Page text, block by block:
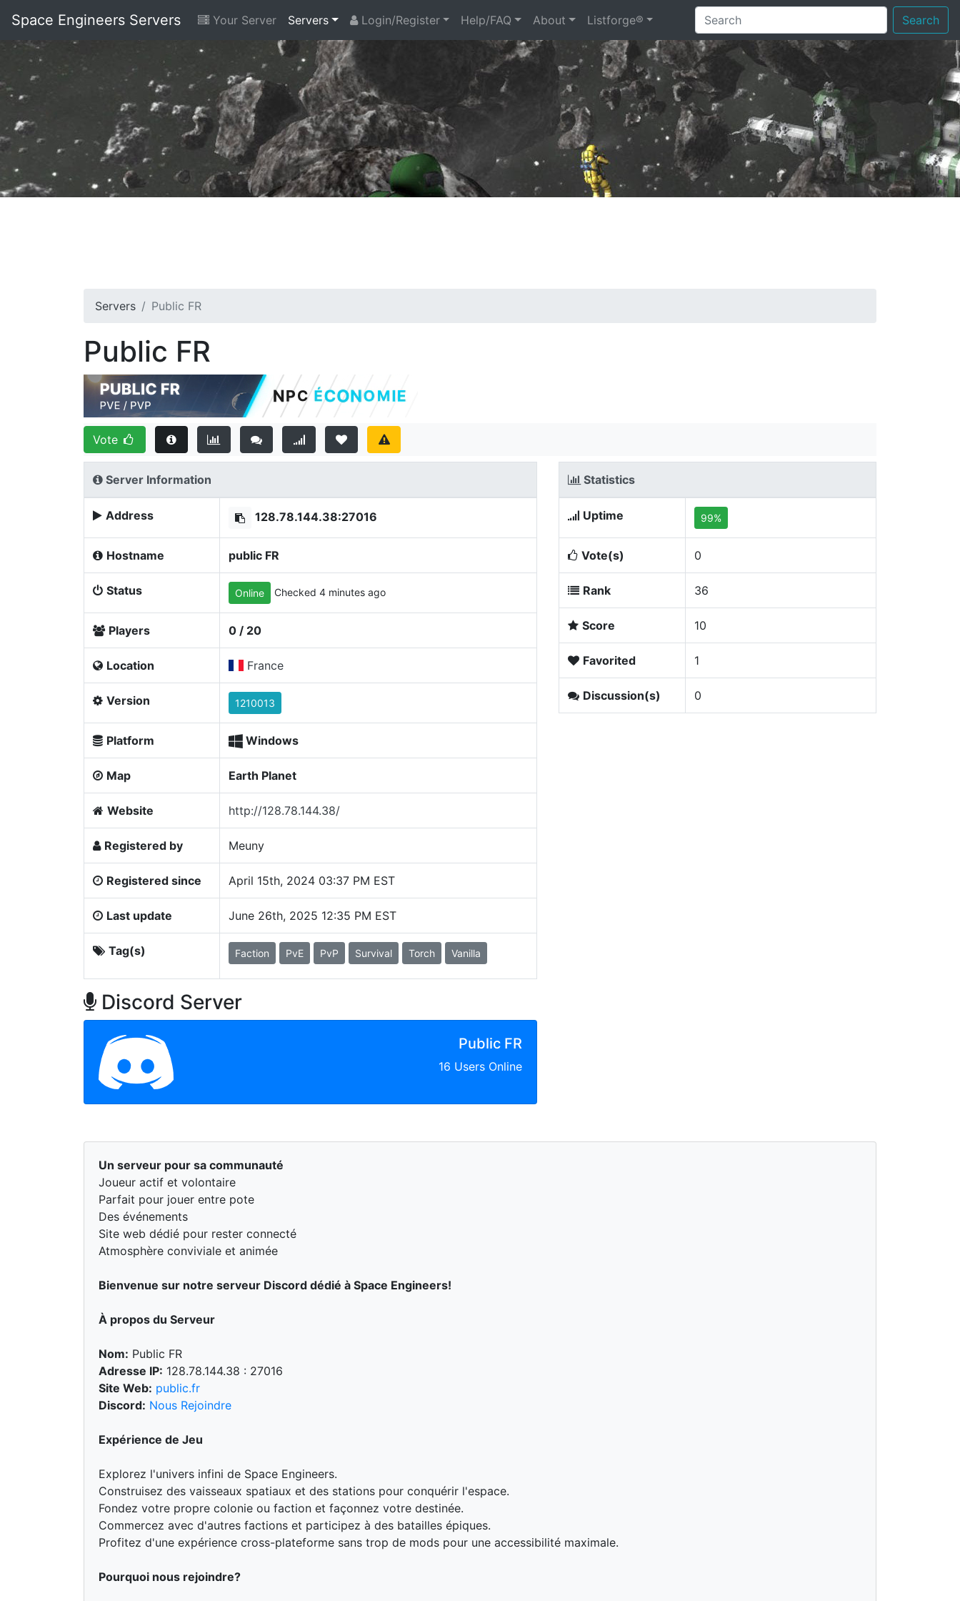
Space Engineers Servers Your Server Servers Login/Register Help/FAQ About Listforge® Search
Servers Public FR
Public FR
Vote
Server Information
Address 128.78.144.38:27016
Hostname public FR
Status Online Checked 4 minutes ago
Players 0 / 20
Location France
Version 1210013
Platform Windows
Map Earth Planet
Website http://128.78.144.38/
Registered by Meuny
Registered since April 15th, 2024 03:37 PM EST
Last update June 26th, 2025 12:35 PM EST
Tag(s) Faction PvE PvP Survival Torch Vanilla
Discord Server
Public FR
16 Users Online
Statistics
Uptime 99%
Vote(s) 0
Rank 36
Score 10
Favorited 1
Discussion(s) 0
Un serveur pour sa communauté
Joueur actif et volontaire
Parfait pour jouer entre pote
Des événements
Site web dédié pour rester connecté
Atmosphère conviviale et animée
Bienvenue sur notre serveur Discord dédié à Space Engineers!
À propos du Serveur
Nom: Public FR
Adresse IP: 128.78.144.38 : 27016
Site Web: public.fr
Discord: Nous Rejoindre
Expérience de Jeu
Explorez l'univers infini de Space Engineers.
Construisez des vaisseaux spatiaux et des stations pour conquérir l'espace.
Fondez votre propre colonie ou faction et façonnez votre destinée.
Commercez avec d'autres factions et participez à des batailles épiques.
Profitez d'une expérience cross-plateforme sans trop de mods pour une accessibilité maximale.
Pourquoi nous rejoindre?